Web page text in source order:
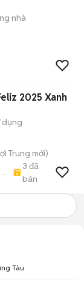
nhà
2025 Xanh
dụng
Trung mới)
3 đã
bán
Tàu